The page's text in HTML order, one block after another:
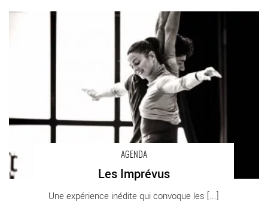
AGENDA
Les Imprévus
Une expérience inédite qui convoque les [...]
Les Imprévus - Critique sortie Danse